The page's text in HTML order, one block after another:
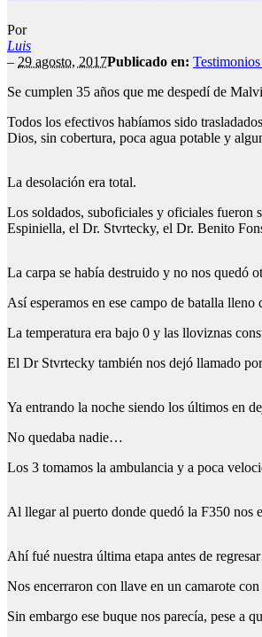
Por
Luis
– 29 agosto, 2017Publicado en:
Se cumplen 35 años que me despedí de
Todos los efectivos habíamos sido
Dios, sin cobertura, poca agua potable y
La desolación era total.
Los soldados, suboficiales y oficiales fueron
Espiniella, el Dr. Stvrtecky, el Dr. Benito
La carpa se había destruido y no nos quedó
Así esperamos en ese campo de batalla
La temperatura era bajo 0 y las lloviznas
El Dr Stvrtecky también nos dejó llamado
Ya entrando la noche siendo los últimos en
No quedaba nadie…
Los 3 tomamos la ambulancia y a poca
Al llegar al puerto donde quedó la F350 nos
Ahí fué nuestra última etapa antes de
Nos encerraron con llave en un camarote
Sin embargo ese buque nos parecía, pese a